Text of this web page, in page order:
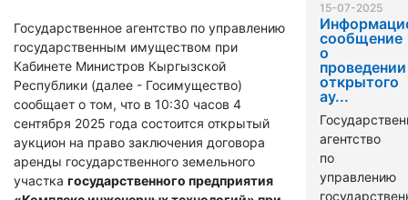
Государственное агентство по управлению
государственным имуществом при
Кабинете Министров Кыргызской
Республики (далее - Госимущество)
сообщает о том, что в 10:30 часов 4
сентября 2025 года состоится открытый
аукцион на право заключения договора
аренды государственного земельного
участка государственного предприятия
15-07-2025
сообщение
о
проведении
открытого
ау...
агентство
по
управлению